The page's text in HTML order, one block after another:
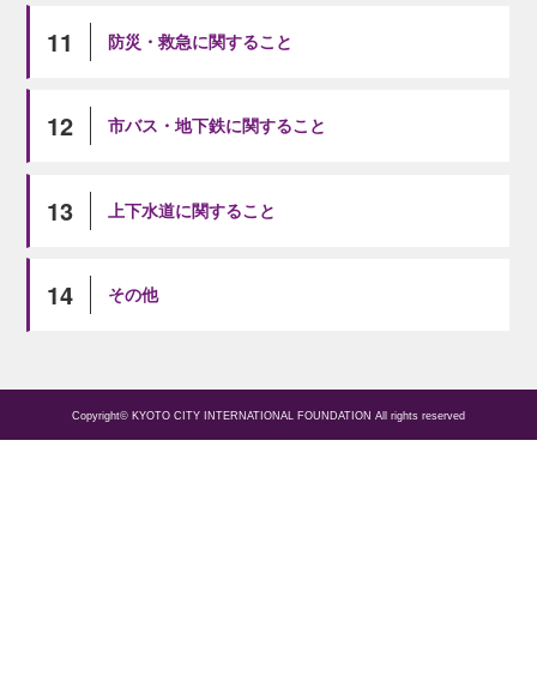
11 防災・救急に関すること
12 市バス・地下鉄に関すること
13 上下水道に関すること
14 その他
Copyright© KYOTO CITY INTERNATIONAL FOUNDATION All rights reserved